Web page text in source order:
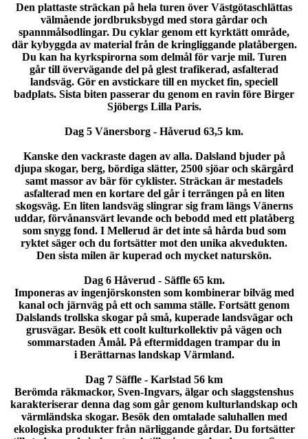
Den plattaste sträckan på hela turen över Västgötaschlättas
välmående jordbruksbygd med stora gårdar och
spannmålsodlingar. Du cyklar genom ett kyrktätt område,
där kybyggda av material från de kringliggande platåbergen.
Du kan ha kyrkspirorna som delmål för varje mil. Turen
går till övervägande del på glest trafikerad, asfalterad
landsväg. Gör en avstickare till en mycket fin, speciell
badplats. Sista biten passerar du genom en ravin före Birger
Sjöbergs Lilla Paris.
Dag 5 Vänersborg - Håverud 63,5 km.
Kanske den vackraste dagen av alla. Dalsland bjuder på
djupa skogar, berg, bördiga slätter, 2500 sjöar och skärgård
samt massor av bär för cyklister. Sträckan är mestadels
asfalterad men en kortare del går i terrängen på en liten
skogsväg. En liten landsväg slingrar sig fram längs Vänerns
uddar, förvånansvärt levande och bebodd med ett platåberg
som snygg fond. I Mellerud är det inte så hårda bud som
ryktet säger och du fortsätter mot den unika akvedukten.
Den sista milen är kuperad och mycket naturskön.
Dag 6 Håverud - Säffle 65 km.
Imponeras av ingenjörskonsten som kombinerar bilväg med
kanal och järnväg på ett och samma ställe. Fortsätt genom
Dalslands trollska skogar på små, kuperade landsvägar och
grusvägar. Besök ett coolt kulturkollektiv på vägen och
sommarstaden Åmål. På eftermiddagen trampar du in
i Berättarnas landskap Värmland.
Dag 7 Säffle - Karlstad 56 km
Berömda räkmackor, Sven-Ingvars, älgar och slaggstenshus
karakteriserar denna dag som går genom kulturlandskap och
värmländska skogar. Besök den omtalade saluhallen med
ekologiska produkter från närliggande gårdar. Du fortsätter